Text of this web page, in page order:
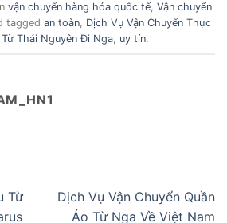
vận chuyển hàng hóa quốc tế, Vận chuyển
tagged an toàn, Dịch Vụ Vận Chuyển Thực
Thái Nguyên Đi Nga, uy tín.
Từ
Dịch Vụ Vận Chuyển Quần
Áo Từ Nga Về Việt Nam